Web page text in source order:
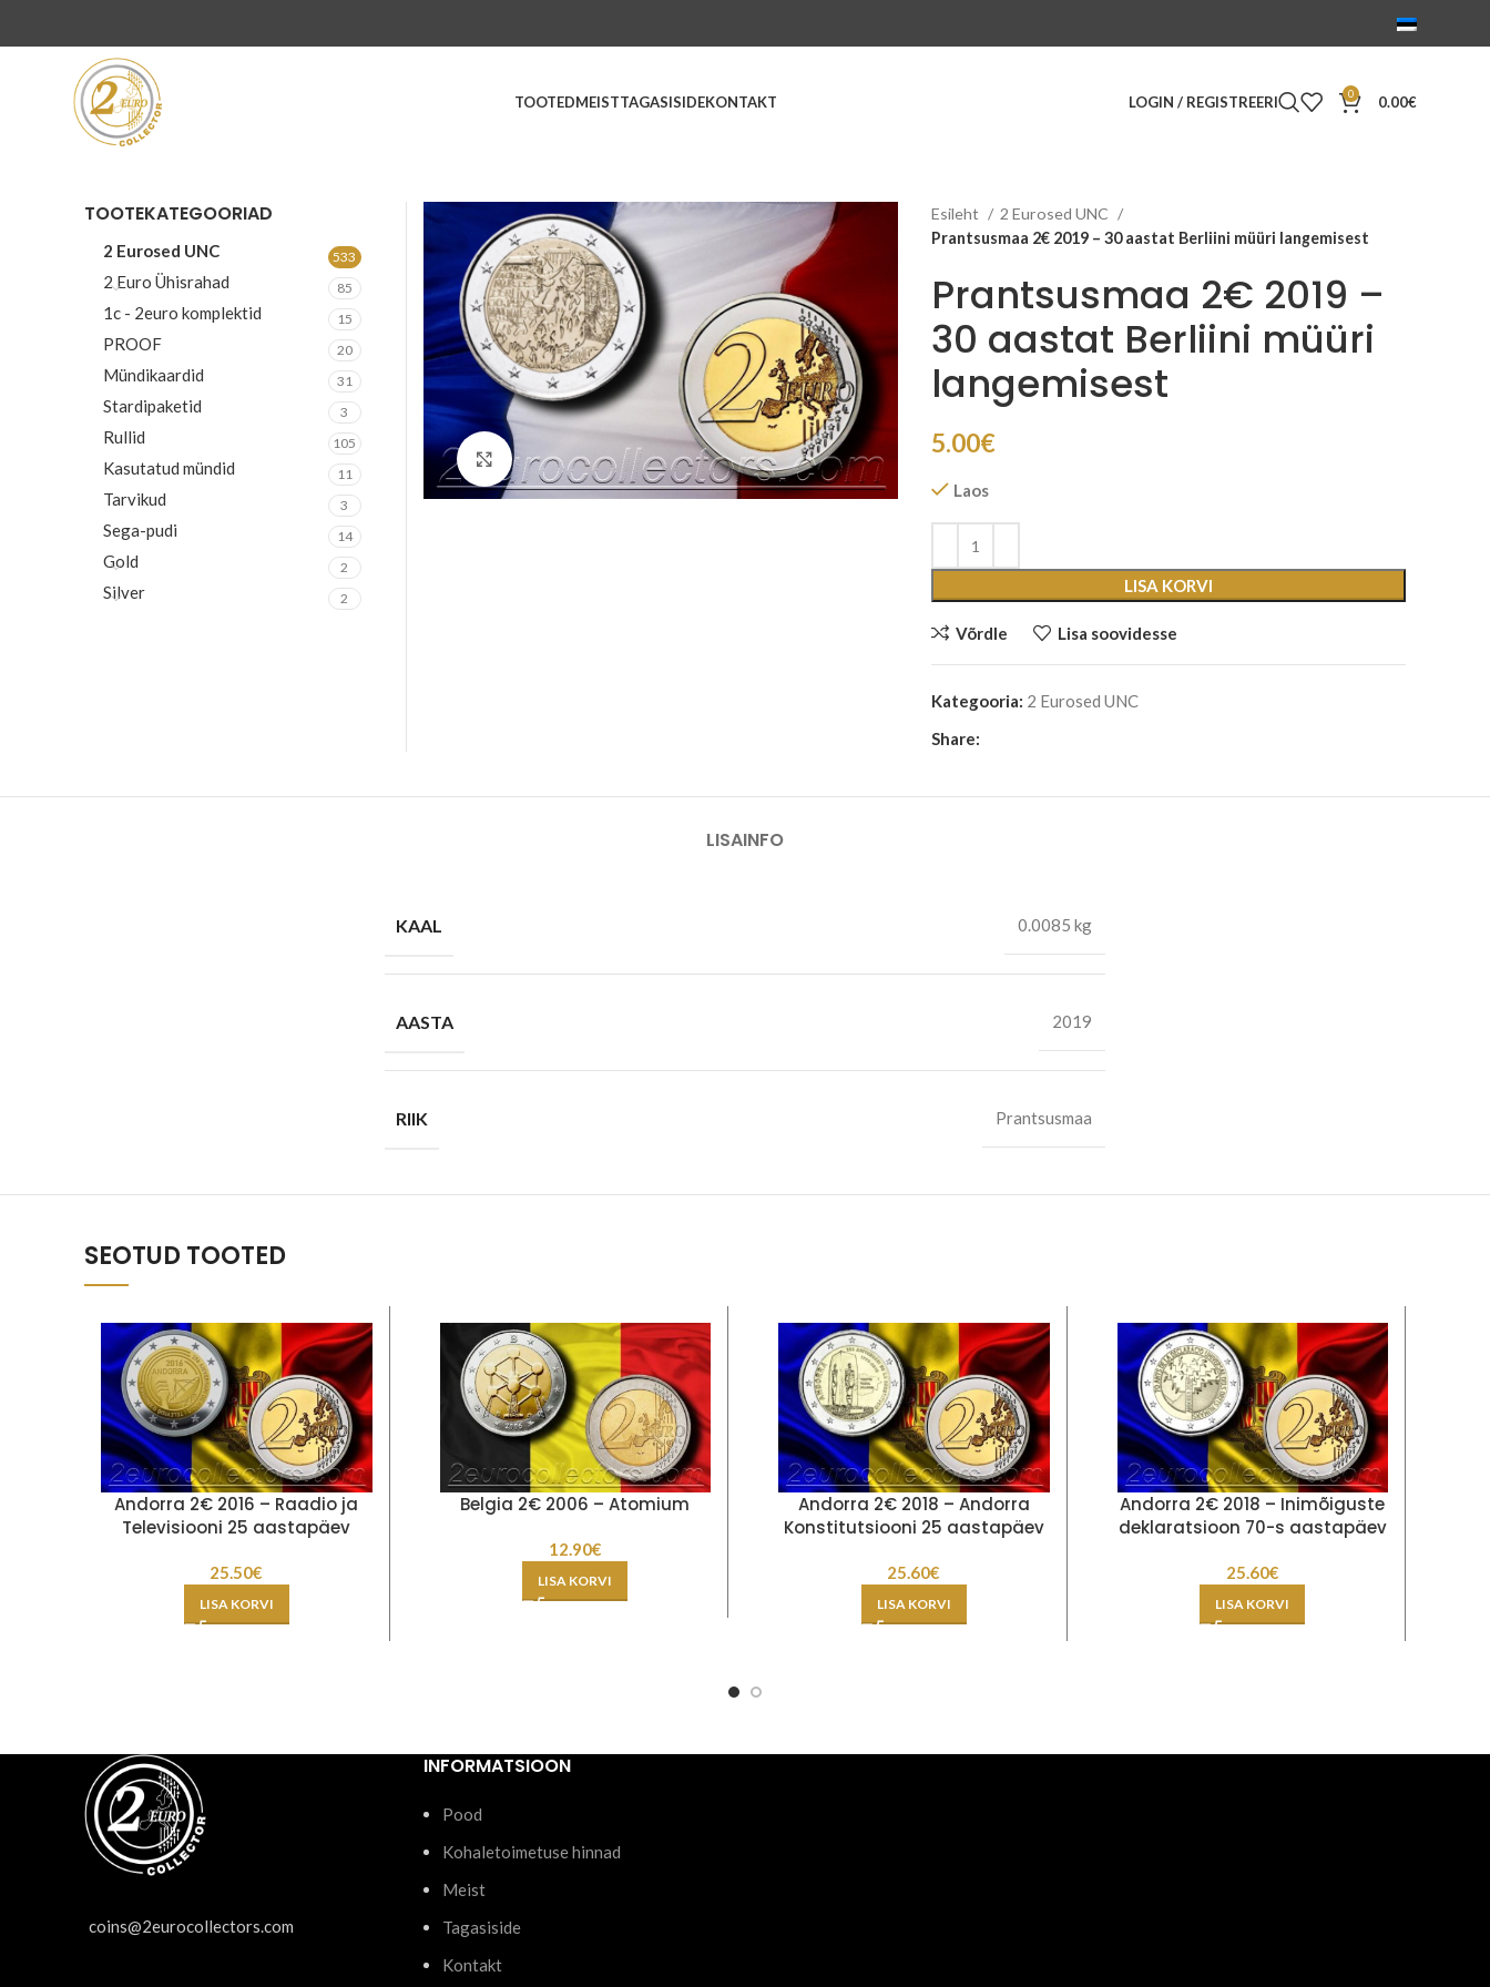
TOOTEDMEISTTAGASISIDEKONTAKT LOGIN / REGISTREERI 0 0.00€
Suurenda
Esileht
2 Eurosed UNC
Prantsusmaa 2€ 2019 – 30 aastat Berliini müüri langemisest
Prantsusmaa 2€ 2019 –
30 aastat Berliini müüri
langemisest
5.00€
Laos
LISA KORVI
Võrdle Lisa soovidesse
Kategooria: 2 Eurosed UNC
Share:
TOOTEKATEGOORIAD
2 Eurosed UNC 533
2 Euro Ühisrahad 85
1c - 2euro komplektid 15
PROOF 20
Mündikaardid 31
Stardipaketid 3
Rullid 105
Kasutatud mündid 11
Tarvikud 3
Sega-pudi 14
Gold 2
Silver 2
LISAINFO
KAAL 0.0085 kg
AASTA 2019
RIIK Prantsusmaa
SEOTUD TOOTED
Andorra 2€ 2016 – Raadio ja
Televisiooni 25 aastapäev
25.50€
LISA KORVI
Belgia 2€ 2006 – Atomium
12.90€
LISA KORVI
Andorra 2€ 2018 – Andorra
Konstitutsiooni 25 aastapäev
25.60€
LISA KORVI
Andorra 2€ 2018 – Inimõiguste
deklaratsioon 70-s aastapäev
25.60€
LISA KORVI
coins@2eurocollectors.com
INFORMATSIOON
Pood
Kohaletoimetuse hinnad
Meist
Tagasiside
Kontakt